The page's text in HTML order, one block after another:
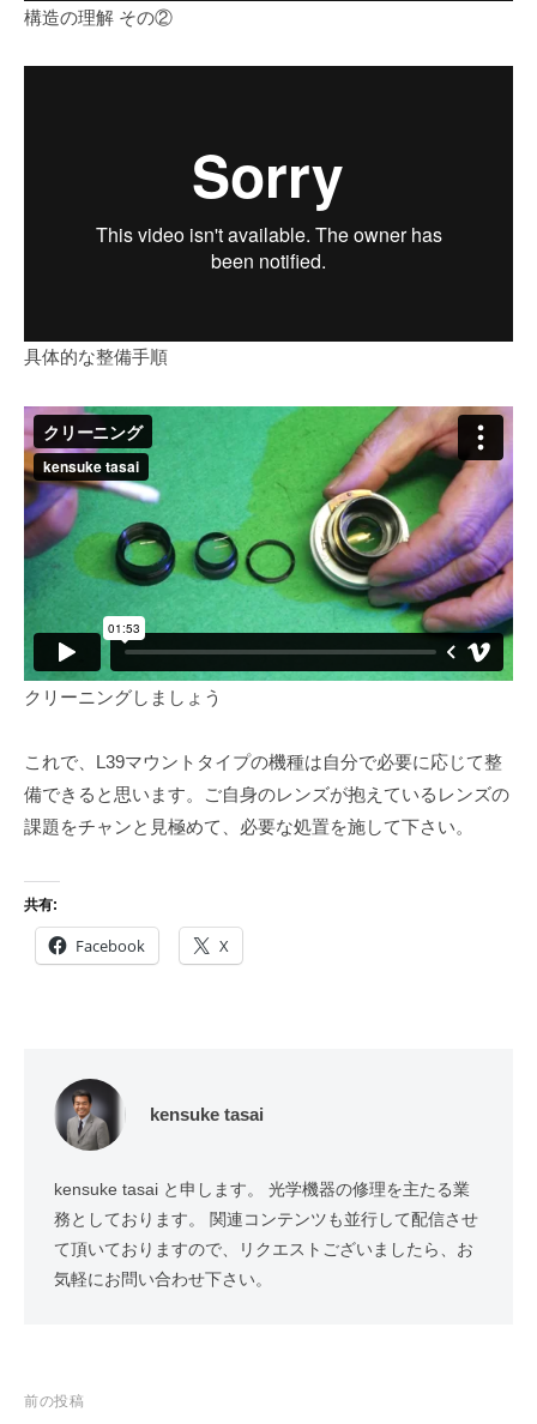
構造の理解 その②
具体的な整備手順
クリーニングしましょう
これで、L39マウントタイプの機種は自分で必要に応じて整
備できると思います。ご自身のレンズが抱えているレンズの
課題をチャンと見極めて、必要な処置を施して下さい。
共有:
Facebook X
kensuke tasai
kensuke tasai と申します。 光学機器の修理を主たる業
務としております。 関連コンテンツも並行して配信させ
て頂いておりますので、リクエストございましたら、お
気軽にお問い合わせ下さい。
投
前の投稿